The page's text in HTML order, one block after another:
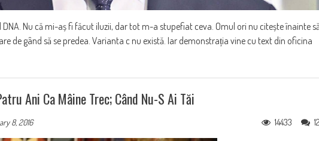
Nu că mi-aș fi făcut iluzii, dar tot m-a stupefiat ceva. Omul ori nu citește înainte
de gând să se predea. Varianta c nu există. Iar demonstrația vine cu text din oficina
Ani Ca Mâine Trec; Când Nu-S Ai Tăi
8, 2016 14433